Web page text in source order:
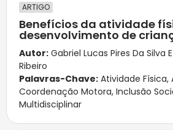
ARTIGO
Benefícios da atividade
desenvolvimento de
Autor: Gabriel Lucas Pires Da Silva
Ribeiro
Palavras-Chave: Atividade Física,
Coordenação Motora, Inclusão
Multidisciplinar